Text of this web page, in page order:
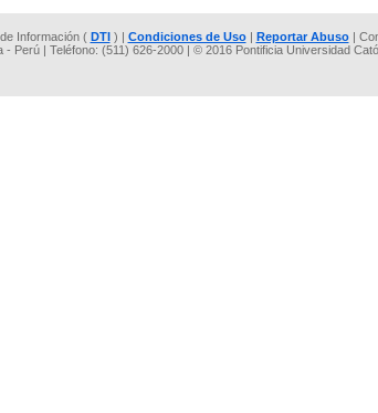
Información ( DTI) | Condiciones de Uso| Reportar Abuso|
- Perú | Teléfono: (511) 626-2000 | © 2016 Pontificia Universidad